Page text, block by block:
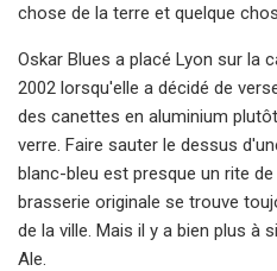
chose de la terre et quelque
Oskar Blues a placé Lyon sur la
2002 lorsqu'elle a décidé de
des canettes en aluminium
verre. Faire sauter le dessus
blanc-bleu est presque un rite
brasserie originale se trouve
de la ville. Mais il y a bien plus à
Ale.